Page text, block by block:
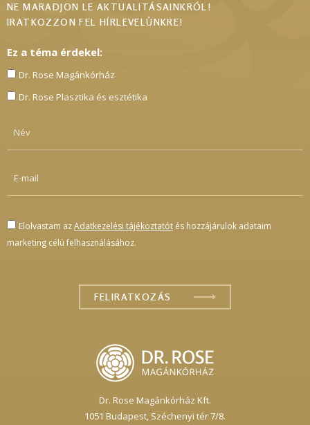
Dr. Rose Magánkórház Kft.
1051 Budapest,Széchenyi tér 7/8.
NE MARADJON LE AKTUALITÁSAINKRÓL!
IRATKOZZON FEL HÍRLEVELÜNKRE!
Ez a téma érdekel:
Dr. Rose Magánkórház
Dr. Rose Plasztika és esztétika
Elolvastam azAdatkezelési tájékoztatót és hozzájárulok adataim
marketing célú felhasználásához.